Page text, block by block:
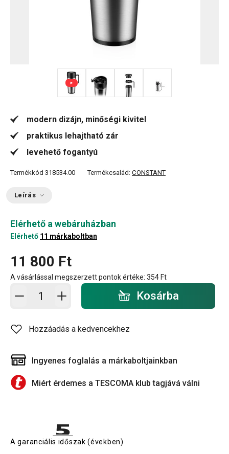
modern dizájn, minőségi kivitel
praktikus lehajtható zár
levehető fogantyú
Termékkód 318534.00 Termékcsalád: CONSTANT
Leírás
Elérhető a webáruházban
Elérhető 11 márkaboltban
11 800 Ft
A vásárlással megszerzett pontok értéke: 354 Ft
Kosárba - mennyiség Kosárba
Hozzáadás a kedvencekhez
Ingyenes foglalás a márkaboltjainkban
Miért érdemes a TESCOMA klub tagjává válni
A garanciális időszak (években)